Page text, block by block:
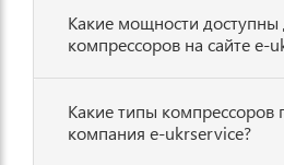
Какие мощности доступны
компрессоров на сайте e-
Какие типы компрессоров
компания e-ukrservice?